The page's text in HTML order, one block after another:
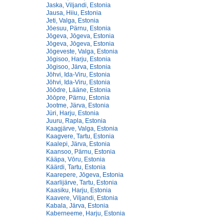
Jaska, Viljandi, Estonia
Jausa, Hiiu, Estonia
Jeti, Valga, Estonia
Jōesuu, Pärnu, Estonia
Jōgeva, Jōgeva, Estonia
Jōgeva, Jōgeva, Estonia
Jōgeveste, Valga, Estonia
Jōgisoo, Harju, Estonia
Jōgisoo, Järva, Estonia
Jōhvi, Ida-Viru, Estonia
Jōhvi, Ida-Viru, Estonia
Jōōdre, Lääne, Estonia
Jōōpre, Pärnu, Estonia
Jootme, Järva, Estonia
Jüri, Harju, Estonia
Juuru, Rapla, Estonia
Kaagjärve, Valga, Estonia
Kaagvere, Tartu, Estonia
Kaalepi, Järva, Estonia
Kaansoo, Pärnu, Estonia
Kääpa, Vōru, Estonia
Käärdi, Tartu, Estonia
Kaarepere, Jōgeva, Estonia
Kaarlijärve, Tartu, Estonia
Kaasiku, Harju, Estonia
Kaavere, Viljandi, Estonia
Kabala, Järva, Estonia
Kaberneeme, Harju, Estonia